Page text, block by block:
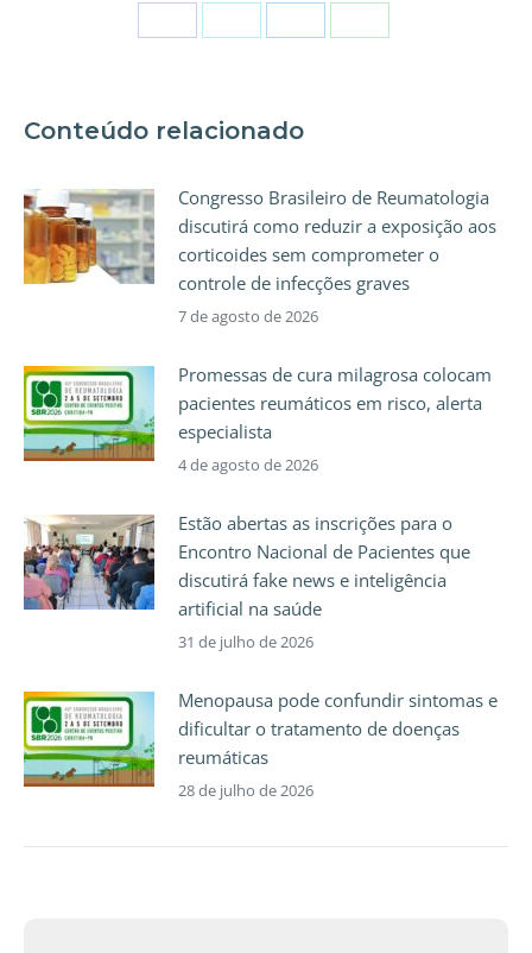
Conteúdo relacionado
Congresso Brasileiro de Reumatologia
discutirá como reduzir a exposição aos
corticoides sem comprometer o
controle de infecções graves
7 de agosto de 2026
Promessas de cura milagrosa colocam
pacientes reumáticos em risco, alerta
especialista
4 de agosto de 2026
Estão abertas as inscrições para o
Encontro Nacional de Pacientes que
discutirá fake news e inteligência
artificial na saúde
31 de julho de 2026
Menopausa pode confundir sintomas e
dificultar o tratamento de doenças
reumáticas
28 de julho de 2026